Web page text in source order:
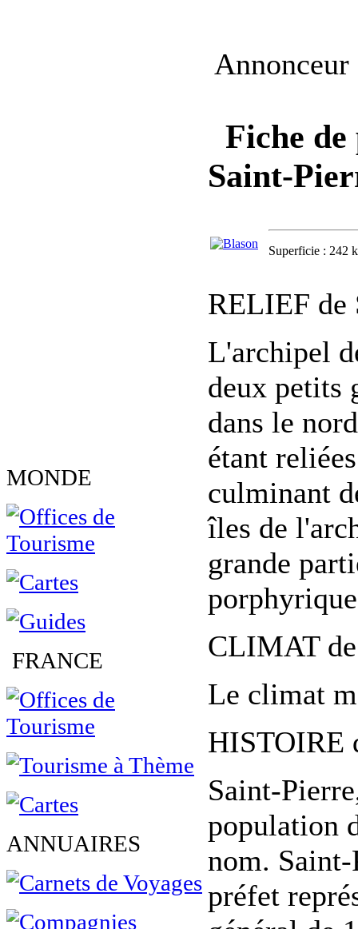
MONDE
FRANCE
ANNUAIRES
Annonceur
Fiche
Saint-
Superficie : 242
RELIEF de
L'archipel
deux petits
dans le
étant
culminant
îles de
grande
CLIMAT
Le climat
HISTOIRE
Saint-
population
nom.
préfet